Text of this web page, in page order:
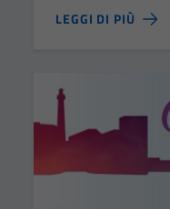
LEGGI DI PIÙ